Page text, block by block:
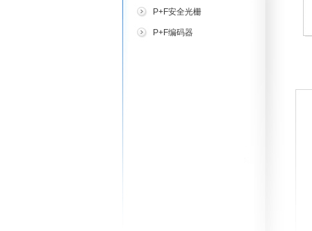
P+F安全光栅
P+F编码器